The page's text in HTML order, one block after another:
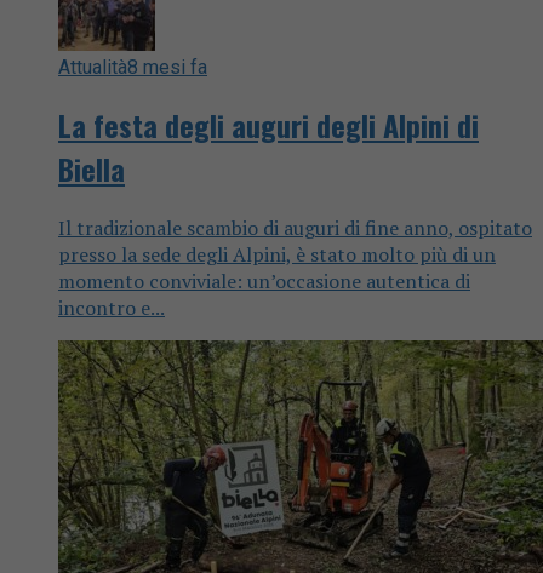
Attualità8 mesi fa
La festa degli auguri degli Alpini di
Biella
Il tradizionale scambio di auguri di fine anno, ospitato
presso la sede degli Alpini, è stato molto più di un
momento conviviale: un’occasione autentica di
incontro e...